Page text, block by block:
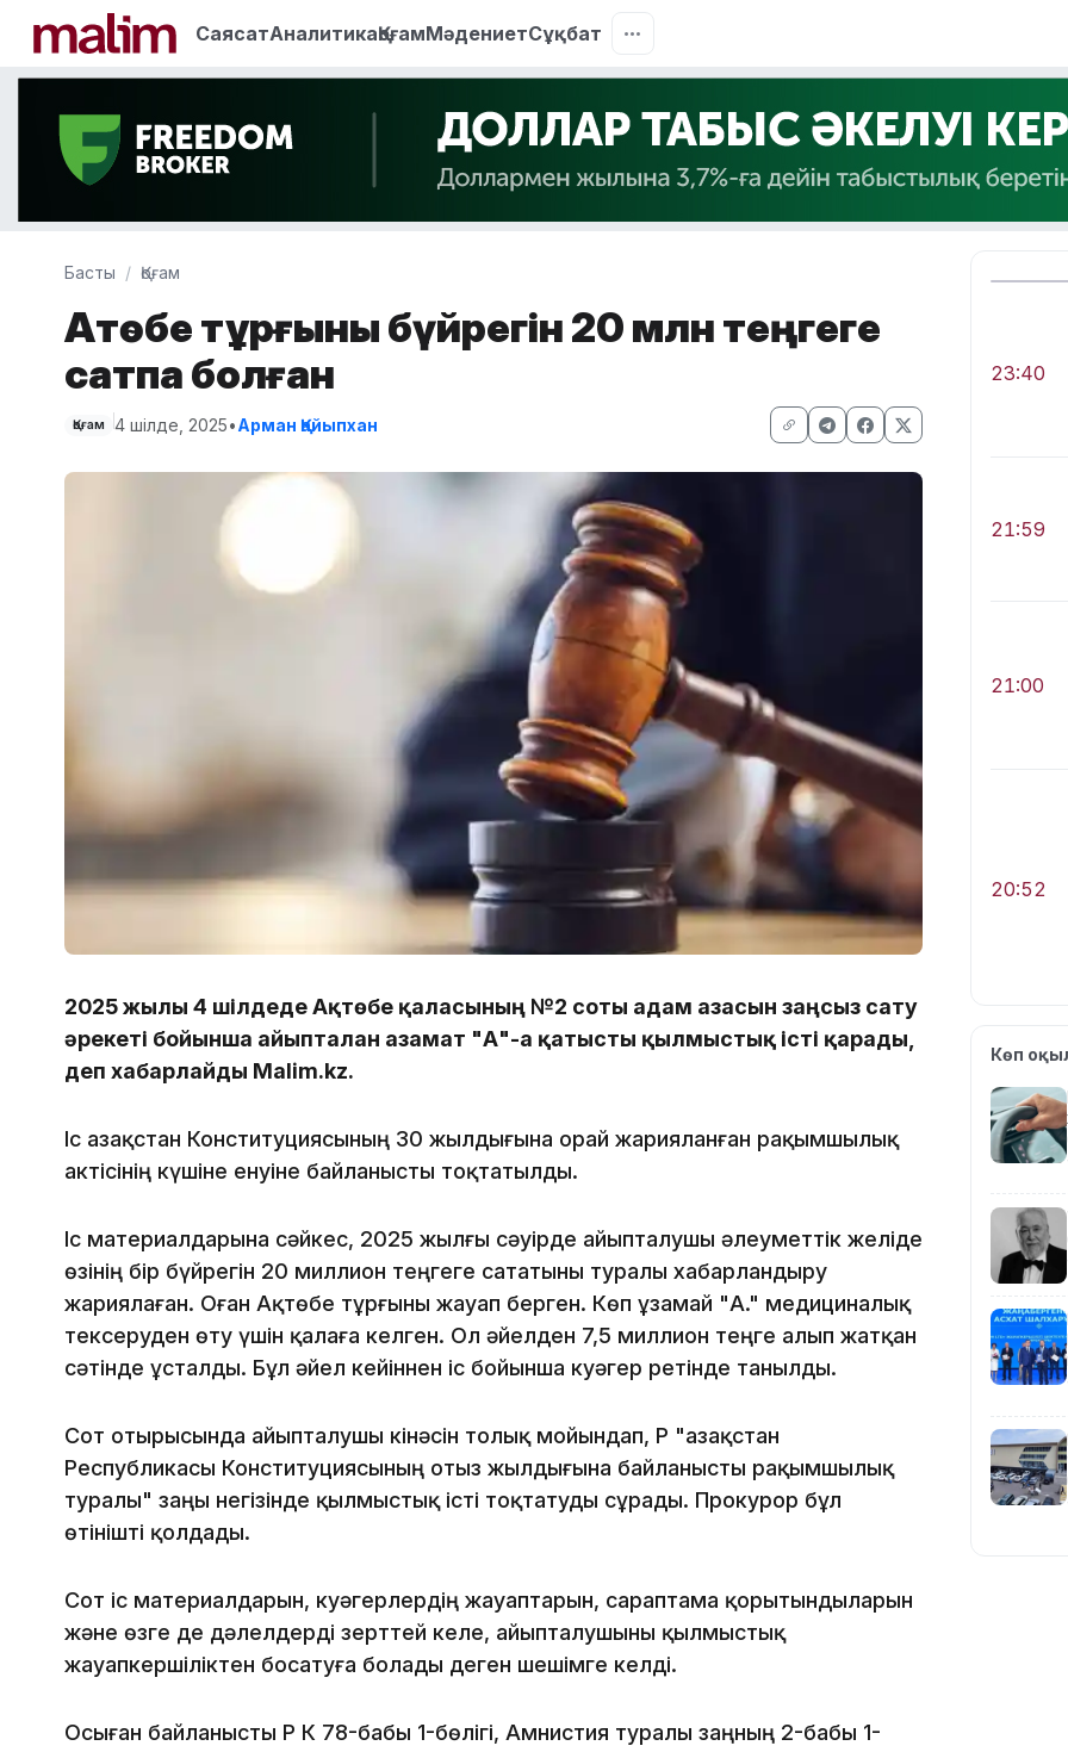
СаясатАналитикаҚоғамМәдениетСұқбат
Басты Қоғам
Ақтөбе тұрғыны бүйрегін 20 млн теңгеге
сатпақ болған
Қоғам 4 шілде, 2025•Арман Қайыпхан
2025 жылғы 4 шілдеде Ақтөбе қаласының №2 соты адам ағзасын заңсыз сату
әрекеті бойынша айыпталған азамат "А"-ға қатысты қылмыстық істі қарады,
деп хабарлайды Malim.kz.
Іс Қазақстан Конституциясының 30 жылдығына орай жарияланған рақымшылық
актісінің күшіне енуіне байланысты тоқтатылды.
Іс материалдарына сәйкес, 2025 жылғы сәуірде айыпталушы әлеуметтік желіде
өзінің бір бүйрегін 20 миллион теңгеге сататыны туралы хабарландыру
жариялаған. Оған Ақтөбе тұрғыны жауап берген. Көп ұзамай "А." медициналық
тексеруден өту үшін қалаға келген. Ол әйелден 7,5 миллион теңге алып жатқан
сәтінде ұсталды. Бұл әйел кейіннен іс бойынша куәгер ретінде танылды.
Сот отырысында айыпталушы кінәсін толық мойындап, ҚР "Қазақстан
Республикасы Конституциясының отыз жылдығына байланысты рақымшылық
туралы" заңы негізінде қылмыстық істі тоқтатуды сұрады. Прокурор бұл
өтінішті қолдады.
Сот іс материалдарын, куәгерлердің жауаптарын, сараптама қорытындыларын
және өзге де дәлелдерді зерттей келе, айыпталушыны қылмыстық
жауапкершіліктен босатуға болады деген шешімге келді.
Осыған байланысты ҚР ҚК 78-бабы 1-бөлігі, Амнистия туралы заңның 2-бабы 1-
23:40
21:59
21:00
20:52
19:39
17:34
Көп